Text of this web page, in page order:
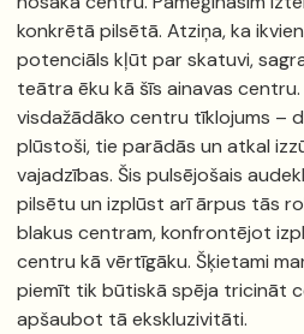
konkrētā pilsētā. Atziņa, ka
potenciāls kļūt par skatuvi,
teātra ēku kā šīs ainavas
visdažādāko centru tīklojums –
plūstoši, tie parādās un atkal
vajadzības. Šis pulsējošais
pilsētu un izplūst arī ārpus tās
blakus centram, konfrontējot
centru kā vērtīgāku. Šķietami
piemīt tik būtiskā spēja tricināt
apšaubot tā ekskluzivitāti.